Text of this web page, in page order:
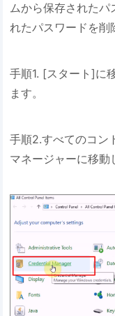
ムから保存されたパ
れたパスワードを削
手順1. [スタート]に
ます。
手順2.すべてのコン
マネージャーに移動